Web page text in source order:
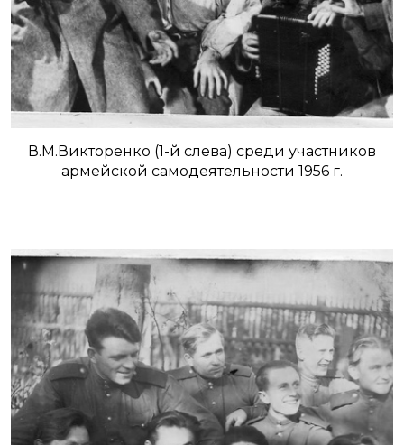
В.М.Викторенко (1-й слева) среди участников
армейской самодеятельности 1956 г.